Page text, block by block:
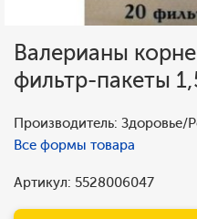
Валерианы
фильтр-пакеты
Производитель: Здоровье/
Все формы товара
Артикул: 5528006047